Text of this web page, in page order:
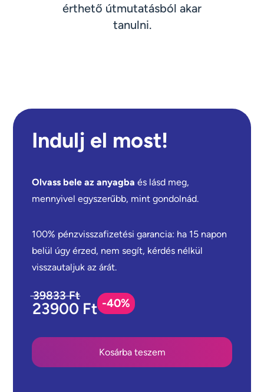
érthető útmutatásból akar
tanulni.
Indulj el most!
Olvass bele az anyagba és lásd meg,
mennyivel egyszerűbb, mint gondolnád.
100% pénzvisszafizetési garancia: ha 15 napon
belül úgy érzed, nem segít, kérdés nélkül
visszautaljuk az árát.
39833 Ft
23900 Ft -40%